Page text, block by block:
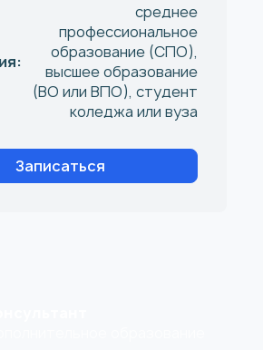
среднее
профессиональное
образование (СПО),
высшее образование
(ВО или ВПО), студент
коледжа или вуза
Записаться